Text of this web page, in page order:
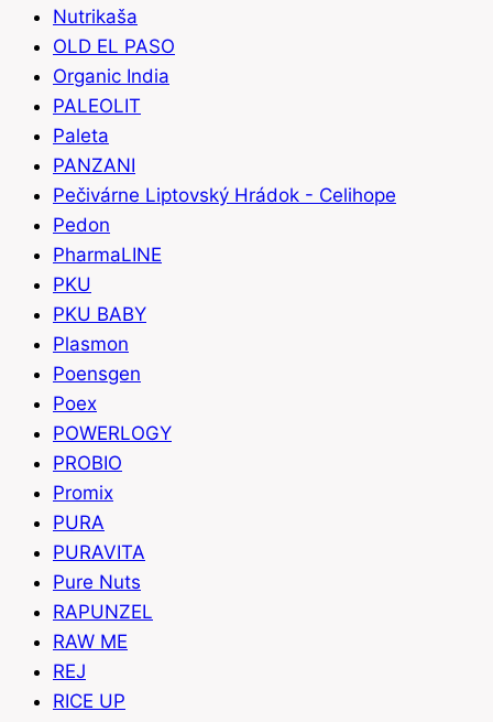
Nutrikaša
OLD EL PASO
Organic India
PALEOLIT
Paleta
PANZANI
Pečivárne Liptovský Hrádok - Celihope
Pedon
PharmaLINE
PKU
PKU BABY
Plasmon
Poensgen
Poex
POWERLOGY
PROBIO
Promix
PURA
PURAVITA
Pure Nuts
RAPUNZEL
RAW ME
REJ
RICE UP